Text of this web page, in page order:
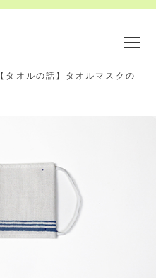
【タオルの話】タオルマスクの